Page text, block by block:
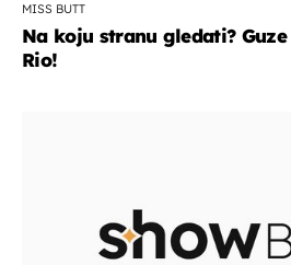
MISS BUTT
Na koju stranu gledati?
Rio!